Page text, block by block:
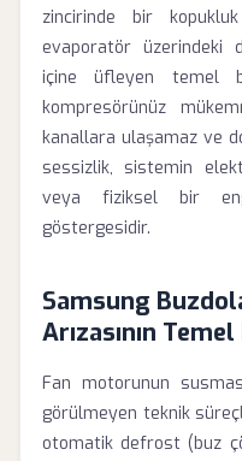
zincirinde bir
evaporatör üzerindeki
içine üfleyen temel
kompresörünüz
kanallara ulaşamaz ve
sessizlik, sistemin
veya fiziksel bir
göstergesidir.
Samsung
Arızasının
Fan motorunun
görülmeyen teknik
otomatik defrost (buz